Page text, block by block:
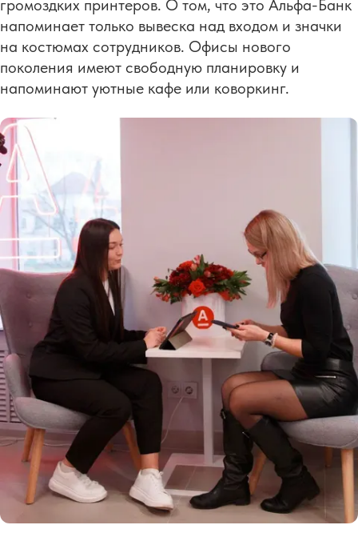
громоздких принтеров. О том, что это Альфа-Банк
напоминает только вывеска над входом и значки
на костюмах сотрудников. Офисы нового
поколения имеют свободную планировку и
напоминают уютные кафе или коворкинг.